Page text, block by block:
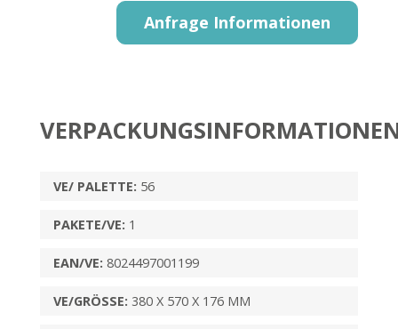
Anfrage Informationen
VE/ PALETTE: 56
PAKETE/VE: 1
EAN/VE: 8024497001199
VE/GRÖSSE: 380 X 570 X 176 MM